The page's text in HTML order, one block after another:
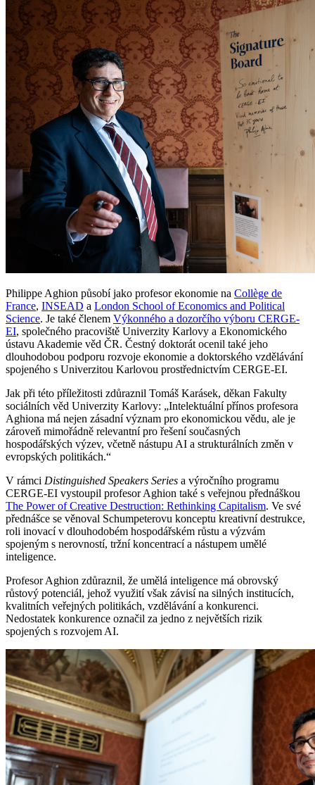
Philippe Aghion působí jako profesor ekonomie na Collège de
France, INSEAD a London School of Economics and Political
Science. Je také členem Výkonného a dozorčího výboru CERGE-
EI, společného pracoviště Univerzity Karlovy a Ekonomického
ústavu Akademie věd ČR. Čestný doktorát ocenil také jeho
dlouhodobou podporu rozvoje ekonomie a doktorského vzdělávání
spojeného s Univerzitou Karlovou prostřednictvím CERGE-EI.
Jak při této příležitosti zdůraznil Tomáš Karásek, děkan Fakulty
sociálních věd Univerzity Karlovy: „Intelektuální přínos profesora
Aghiona má nejen zásadní význam pro ekonomickou vědu, ale je
zároveň mimořádně relevantní pro řešení současných
hospodářských výzev, včetně nástupu AI a strukturálních změn v
evropských politikách.“
V rámci Distinguished Speakers Series a výročního programu
CERGE-EI vystoupil profesor Aghion také s veřejnou přednáškou
The Power of Creative Destruction: Rethinking Capitalism. Ve své
přednášce se věnoval Schumpeterovu konceptu kreativní destrukce,
roli inovací v dlouhodobém hospodářském růstu a výzvám
spojeným s nerovností, tržní koncentrací a nástupem umělé
inteligence.
Profesor Aghion zdůraznil, že umělá inteligence má obrovský
růstový potenciál, jehož využití však závisí na silných institucích,
kvalitních veřejných politikách, vzdělávání a konkurenci.
Nedostatek konkurence označil za jedno z největších rizik
spojených s rozvojem AI.